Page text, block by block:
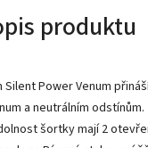
produktu
Silent Power Venum
a neutrálním
šortky mají 2